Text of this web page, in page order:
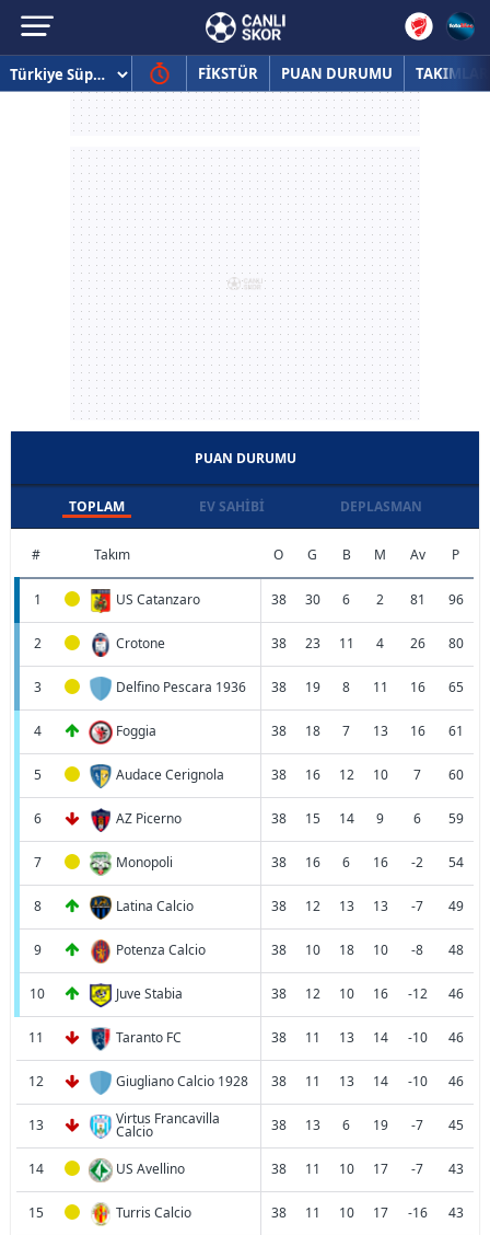
FİKSTÜR PUAN DURUMU TAKIMLAR
PUAN DURUMU
TOPLAM EV SAHIBI DEPLASMAN
# Takım O G B M Av P
1 US Catanzaro 38 30 6 2 81 96
2 Crotone 38 23 11 4 26 80
3 Delfino Pescara 1936 38 19 8 11 16 65
4 Foggia 38 18 7 13 16 61
5 Audace Cerignola 38 16 12 10 7 60
6 AZ Picerno 38 15 14 9 6 59
7 Monopoli 38 16 6 16 -2 54
8 Latina Calcio 38 12 13 13 -7 49
9 Potenza Calcio 38 10 18 10 -8 48
10 Juve Stabia 38 12 10 16 -12 46
11 Taranto FC 38 11 13 14 -10 46
12 Giugliano Calcio 1928 38 11 13 14 -10 46
13 Virtus Francavilla
Calcio 38 13 6 19 -7 45
14 US Avellino 38 11 10 17 -7 43
15 Turris Calcio 38 11 10 17 -16 43